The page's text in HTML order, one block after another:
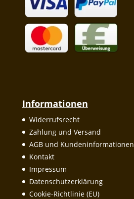
Informationen
Widerrufsrecht
Zahlung und Versand
AGB und Kundeninformationen
Kontakt
Impressum
Datenschutzerklärung
Cookie-Richtlinie (EU)